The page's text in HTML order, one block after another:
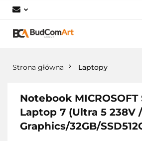
Strona główna Laptopy
Notebook MICROSOFT
Laptop 7 (Ultra 5 238V
Graphics/32GB/